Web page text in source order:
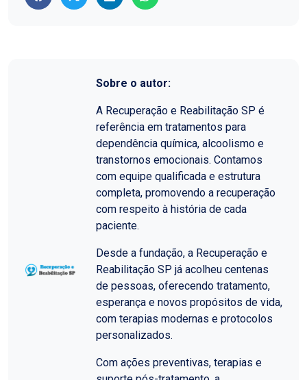
Sobre o autor:
A Recuperação e Reabilitação SP é
referência em tratamentos para
dependência química, alcoolismo e
transtornos emocionais. Contamos
com equipe qualificada e estrutura
completa, promovendo a recuperação
com respeito à história de cada
paciente.
Desde a fundação, a Recuperação e
Reabilitação SP já acolheu centenas
de pessoas, oferecendo tratamento,
esperança e novos propósitos de vida,
com terapias modernas e protocolos
personalizados.
Com ações preventivas, terapias e